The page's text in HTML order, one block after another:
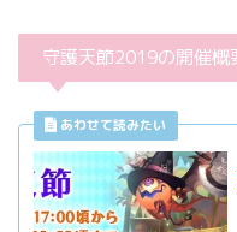
守護天節2019の開催概